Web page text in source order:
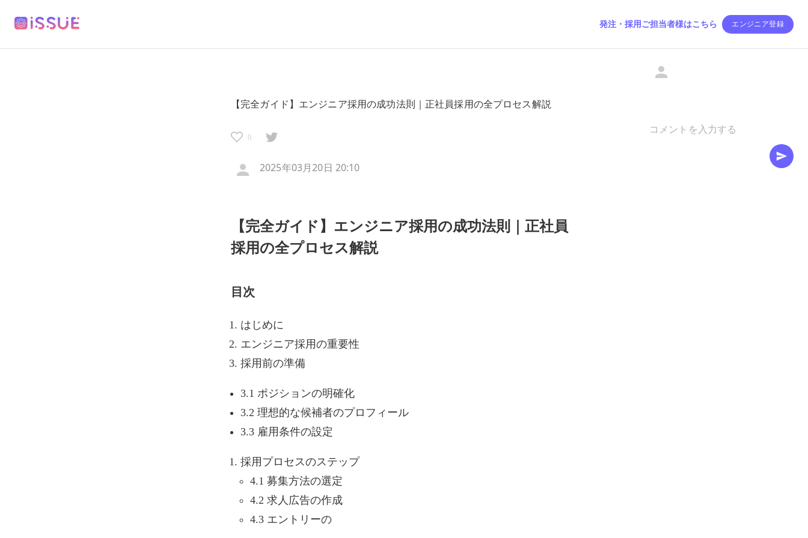
発注・採用ご担当者様はこちら エンジニア登録
【完全ガイド】エンジニア採用の成功法則｜正社員採用の全プロセス解説
0
2025年03月20日 20:10
【完全ガイド】エンジニア採用の成功法則｜正社員
採用の全プロセス解説
目次
はじめに
エンジニア採用の重要性
採用前の準備
3.1 ポジションの明確化
3.2 理想的な候補者のプロフィール
3.3 雇用条件の設定
採用プロセスのステップ
4.1 募集方法の選定
4.2 求人広告の作成
4.3 エントリーの